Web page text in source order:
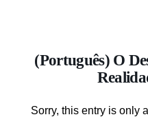
(Português) O
Sorry, this entry is only